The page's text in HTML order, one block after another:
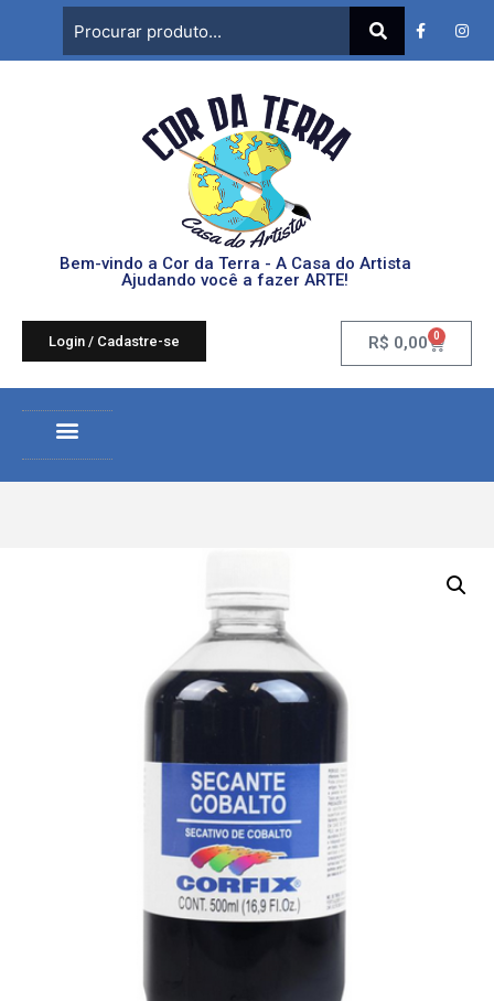
Bem-vindo a Cor da Terra - A Casa do Artista
Ajudando você a fazer ARTE!
Login / Cadastre-se R$ 0,00 0